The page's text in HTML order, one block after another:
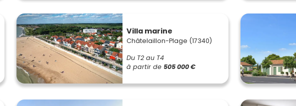
Villa marine
Châtelaillon-Plage (17340)
Du T2 au T4
à partir de 505 000 €